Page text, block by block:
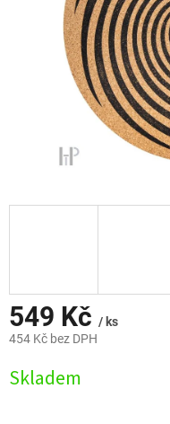
549 Kč / ks
454 Kč bez DPH
cena:
Skladem